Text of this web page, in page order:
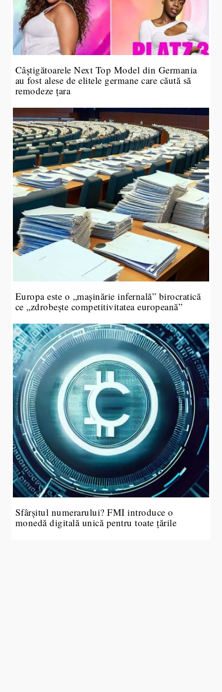
Câștigătoarele Next Top Model din Germania
au fost alese de elitele germane care căută să
remodeze țara
Europa este o „mașinărie infernală” birocratică
ce „zdrobește competitivitatea europeană”
Sfârșitul numerarului? FMI introduce o
monedă digitală unică pentru toate țările